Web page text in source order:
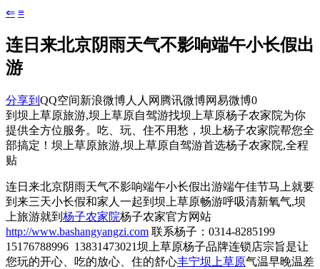
⇐ ≡
连日来北京阴雨天气不影响端午小长假出
游
分享到 QQ空间新浪微博人人网 腾讯微博网易微博0
到坝上草原旅游,坝上草原自驾游找坝上草原杨子农家院为你
提供全方位服务。吃、玩、住不用愁，坝上杨子农家院帮您全
部搞定！坝上草原旅游,坝上草原自驾游首选杨子农家院,全程
贴
连日来北京阴雨天气不影响端午小长假出游端午佳节马上就要
到来三天小长假和家人一起到坝上草原畅游呼吸清新氧气,坝
上旅游就到 杨子农家院杨子农家官方网站
http://www.bashangyangzi.com 联系杨子：0314-8285199
15176788996 13831473021坝上草原杨子品牌连锁店宗旨是让
您玩的开心、吃的放心、住的舒心丰宁坝上草原气温早晚温差